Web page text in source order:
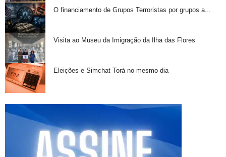
O financiamento de Grupos Terroristas por grupos a...
Visita ao Museu da Imigração da Ilha das Flores
Eleições e Simchat Torá no mesmo dia